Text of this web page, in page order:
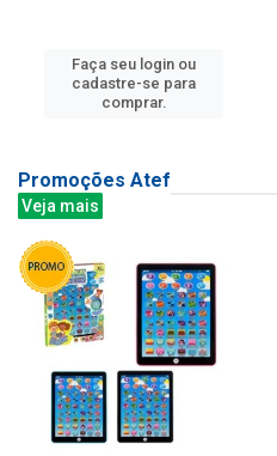
Faça seu login ou
cadastre-se para
comprar.
Promoções Atef
Veja mais